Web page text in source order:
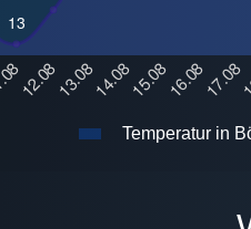
Temperatur in